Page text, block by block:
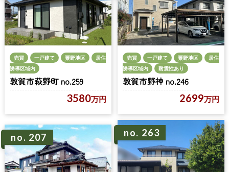
売買 一戸建て 粟野地区
居住
誘導区域内
敦賀市萩野町 no.259
3580万円
売買 一戸建て 粟野地区
居住
誘導区域内
耐震性あり
敦賀市野神 no.246
2699万円
no. 207 no. 263